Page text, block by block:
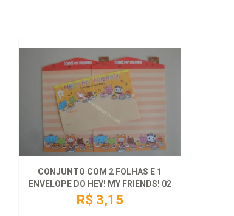
CONJUNTO COM 2 FOLHAS E 1
ENVELOPE DO HEY! MY FRIENDS! 02
R$ 3,15